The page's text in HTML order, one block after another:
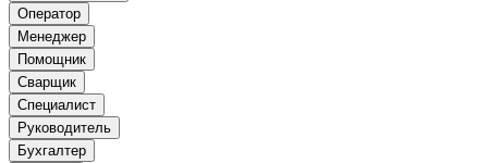
Оператор
Менеджер
Помощник
Сварщик
Специалист
Руководитель
Бухгалтер